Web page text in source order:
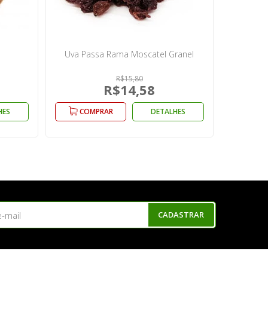
Uva Passa Rama Moscatel Granel
R$15,80
R$14,58
COMPRAR DETALHES
CADASTRAR